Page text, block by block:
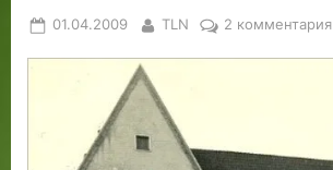
Posted
01.04.2009 By
TLN 2 комментарияк